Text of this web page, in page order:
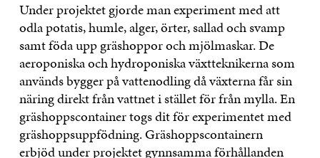
Under projektet gjorde man experiment med att
odla potatis, humle, alger, örter, sallad och svamp
samt föda upp gräshoppor och mjölmaskar. De
aeroponiska och hydroponiska växtteknikerna som
används bygger på vattenodling då växterna får sin
näring direkt från vattnet i stället för från mylla. En
gräshoppscontainer togs dit för experimentet med
gräshoppsuppfödning. Gräshoppscontainern
erbjöd under projektet gynnsamma förhållanden